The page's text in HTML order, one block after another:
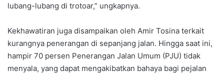
lubang-lubang di trotoar,” ungkapnya.
Kekhawatiran juga disampaikan oleh Amir Tosina terkait
kurangnya penerangan di sepanjang jalan. Hingga saat ini,
hampir 70 persen Penerangan Jalan Umum (PJU) tidak
menyala, yang dapat mengakibatkan bahaya bagi pejalan